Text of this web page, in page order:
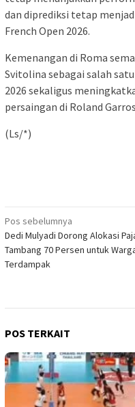
dan diprediksi tetap
French Open 2026.
Kemenangan di Roma
Svitolina sebagai salah
2026 sekaligus
persaingan di Roland
(Ls/*)
Navigasi
pos
Pos sebelumnya
Dedi Mulyadi Dorong Alokasi
Tambang 70 Persen untuk
Terdampak
POS TERKAIT